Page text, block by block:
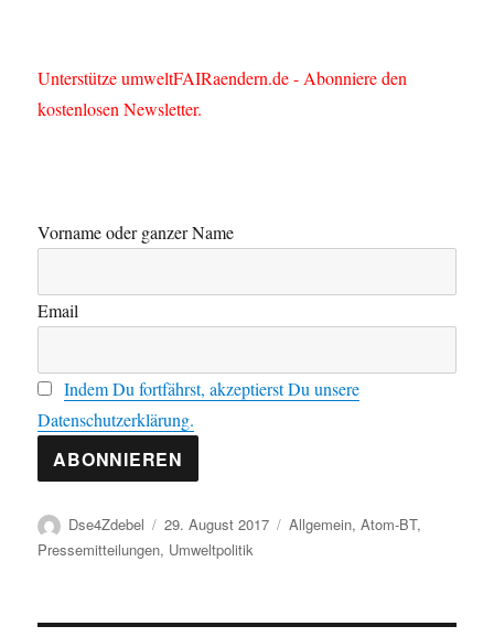
Unterstütze umweltFAIRaendern.de - Abonniere den
kostenlosen Newsletter.
Vorname oder ganzer Name
Email
Indem Du fortfährst, akzeptierst Du unsere
Datenschutzerklärung.
Autor
Dse4Zdebel
Veröffentlicht
am
29. August 2017 Kategorien
Allgemein,Atom-BT,
Pressemitteilungen, Umweltpolitik